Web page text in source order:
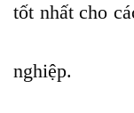
tốt nhất cho
nghiệp.